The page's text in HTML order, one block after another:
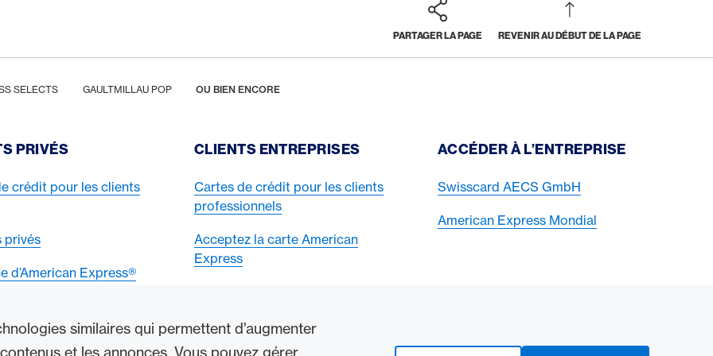
similaires qui permettent d’augmenter
PARTAGER LA PAGE REVENIR AU DÉBUT DE LA PAGE
SELECTS GAULTMILLAU POP OU BIEN ENCORE
PRIVÉS
crédit pour les clients
privés
d’American Express®
CLIENTS ENTREPRISES
Cartes de crédit pour les clients
professionnels
Acceptez la carte American
Express
ACCÉDER À L’ENTREPRISE
Swisscard AECS GmbH
American Express Mondial
American Express Switzerland auf
American Express Switzerland